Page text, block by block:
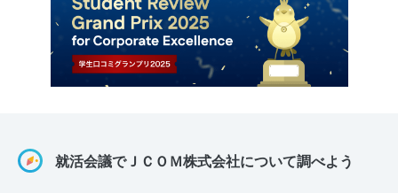
就活会議でＪＣＯＭ株式会社について調べよう